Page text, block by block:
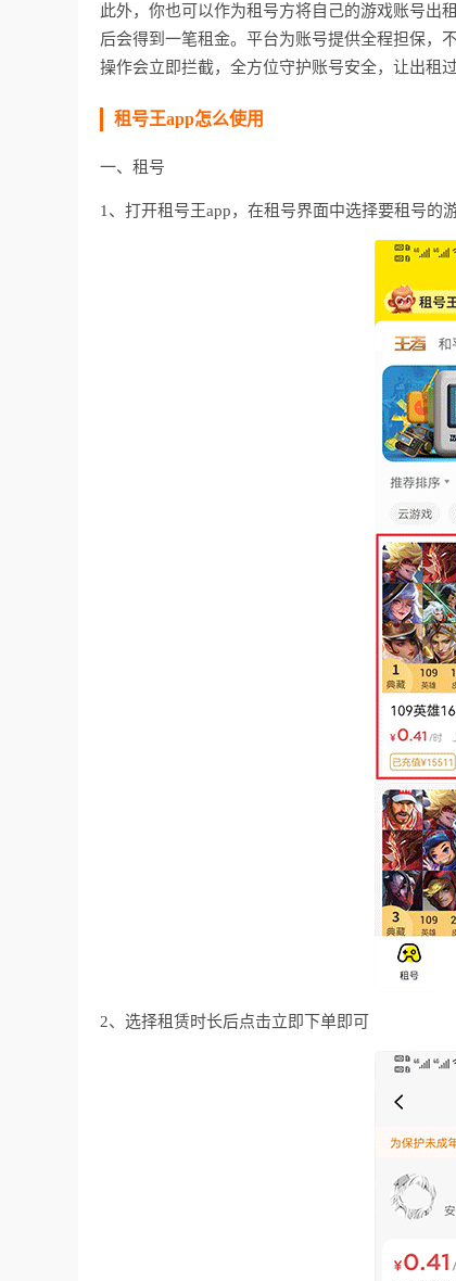
此外，你也可以作为租号方将自己的游戏账号出
后会得到一笔租金。平台为账号提供全程担保，
操作会立即拦截，全方位守护账号安全，让出租
租号王app怎么使用
一、租号
1、打开租号王app，在租号界面中选择要租号的
2、选择租赁时长后点击立即下单即可